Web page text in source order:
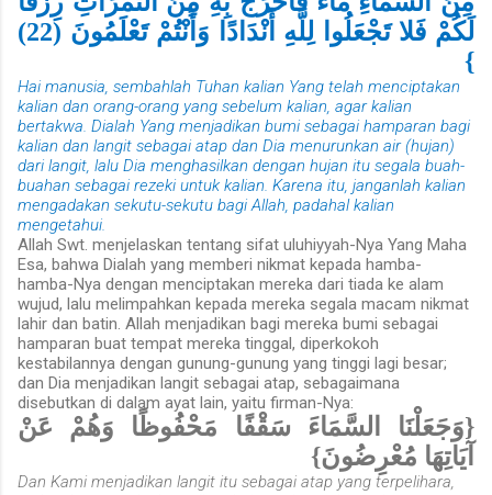
لَكُمْ فَلا تَجْعَلُوا لِلَّهِ أَنْدَادًا وَأَنْتُمْ تَعْلَمُونَ (22)
}
Hai manusia, sembahlah Tuhan kalian Yang telah menciptakan
kalian dan orang-orang yang sebelum kalian, agar kalian
bertakwa. Dialah Yang menjadikan bumi sebagai hamparan bagi
kalian dan langit sebagai atap dan Dia menurunkan air (hujan)
dari langit, lalu Dia menghasilkan dengan hujan itu segala buah-
buahan sebagai rezeki untuk kalian. Karena itu, janganlah kalian
mengadakan sekutu-sekutu bagi Allah, padahal kalian
mengetahui.
Allah Swt. menjelaskan tentang sifat uluhiyyah-Nya Yang Maha
Esa, bahwa Dialah yang memberi nikmat kepada hamba-
hamba-Nya dengan menciptakan mereka dari tiada ke alam
wujud, lalu melimpahkan kepada mereka segala macam nikmat
lahir dan batin. Allah menjadikan bagi mereka bumi sebagai
hamparan buat tempat mereka tinggal, diperkokoh
kestabilannya dengan gunung-gunung yang tinggi lagi besar;
dan Dia menjadikan langit sebagai atap, sebagaimana
disebutkan di dalam ayat lain, yaitu firman-Nya:
{وَجَعَلْنَا السَّمَاءَ سَقْفًا مَحْفُوظًا وَهُمْ عَنْ
آيَاتِهَا مُعْرِضُونَ}
Dan Kami menjadikan langit itu sebagai atap yang terpelihara,